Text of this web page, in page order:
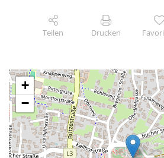
Teilen Drucken
+
−